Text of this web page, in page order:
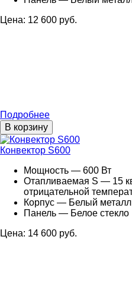
Цена: 12 600 руб.
Подробнее
В корзину
Конвектор S600
Мощность — 600 Вт
Отапливаемая S — 15
отрицательной
Корпус — Белый металл
Панель — Белое стекло
Цена: 14 600 руб.